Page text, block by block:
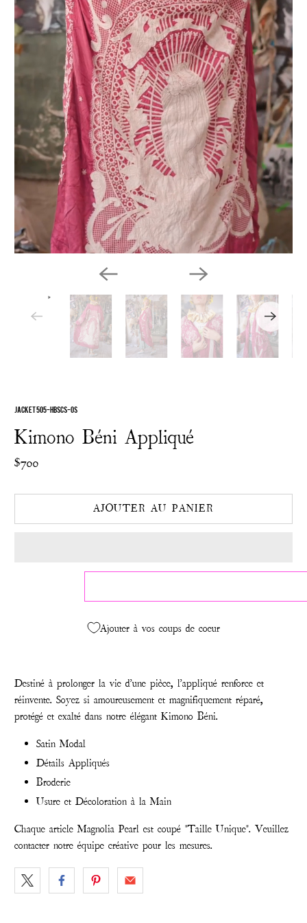
JACKET 505-HBSCS-OS
Kimono Béni Appliqué
$700
AJOUTER AU PANIER
Ajouter à vos coups de coeur
Destiné à prolonger la vie d'une pièce, l'appliqué renforce et
réinvente. Soyez si amoureusement et magnifiquement réparé,
protégé et exalté dans notre élégant Kimono Béni.
Satin Modal
Détails Appliqués
Broderie
Usure et Décoloration à la Main
Chaque article Magnolia Pearl est coupé "Taille Unique". Veuillez
contacter notre équipe créative pour les mesures.